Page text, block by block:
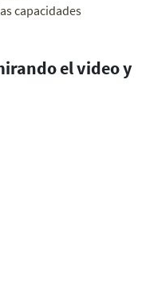
capacidades
el video y